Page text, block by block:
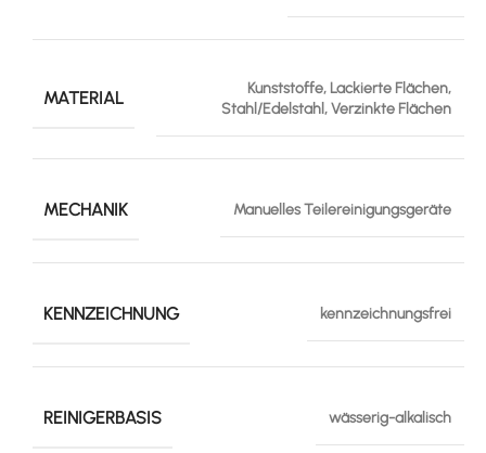
MATERIAL
Kunststoffe, Lackierte Flächen,
Stahl/Edelstahl, Verzinkte Flächen
MECHANIK Manuelles Teilereinigungsgeräte
KENNZEICHNUNG kennzeichnungsfrei
REINIGERBASIS wässerig-alkalisch